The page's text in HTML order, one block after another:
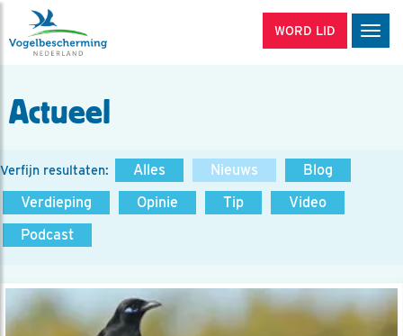
WORD LID
Actueel
Verfijn resultaten: Alles Nieuws
Blog
Verdieping
Opinie Tip
Video
Podcast